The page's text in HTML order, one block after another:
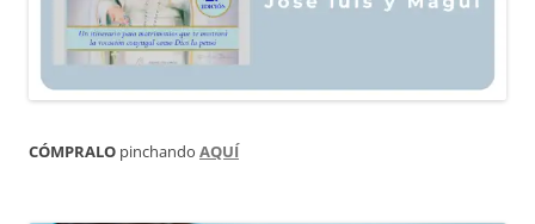
CÓMPRALO pinchando AQUÍ